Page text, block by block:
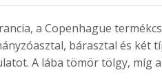
a Copenhague
bárasztal és két
A lába tömör tölgy, míg